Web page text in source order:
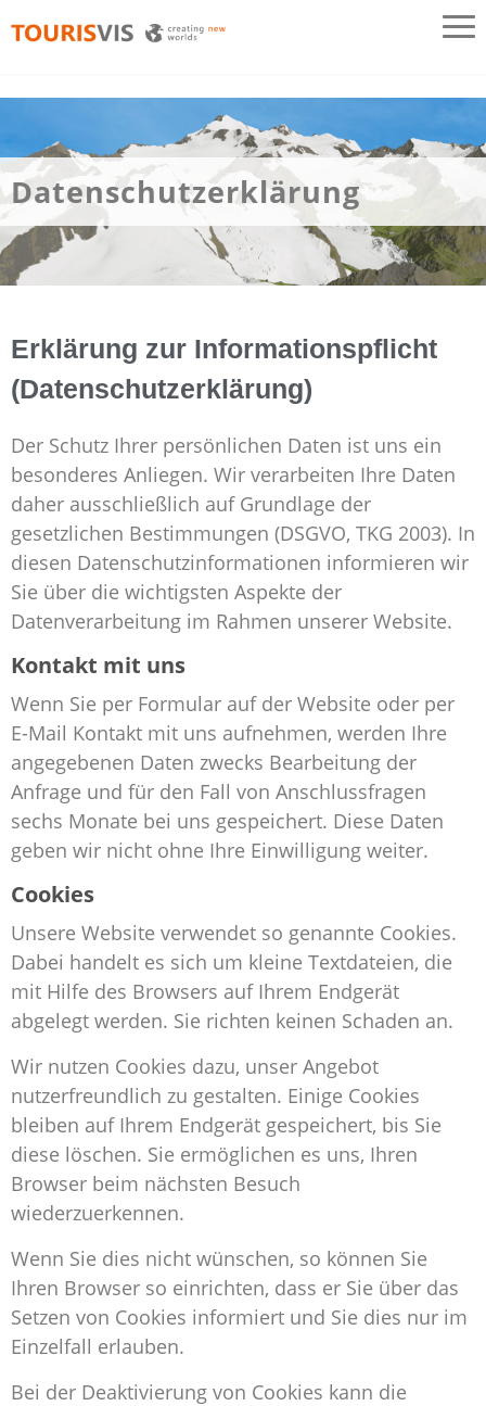
TOURISVIS
Datenschutzerklärung
Erklärung zur Informationspflicht
(Datenschutzerklärung)
Der Schutz Ihrer persönlichen Daten ist uns ein
besonderes Anliegen. Wir verarbeiten Ihre Daten
daher ausschließlich auf Grundlage der
gesetzlichen Bestimmungen (DSGVO, TKG 2003). In
diesen Datenschutzinformationen informieren wir
Sie über die wichtigsten Aspekte der
Datenverarbeitung im Rahmen unserer Website.
Kontakt mit uns
Wenn Sie per Formular auf der Website oder per
E-Mail Kontakt mit uns aufnehmen, werden Ihre
angegebenen Daten zwecks Bearbeitung der
Anfrage und für den Fall von Anschlussfragen
sechs Monate bei uns gespeichert. Diese Daten
geben wir nicht ohne Ihre Einwilligung weiter.
Cookies
Unsere Website verwendet so genannte Cookies.
Dabei handelt es sich um kleine Textdateien, die
mit Hilfe des Browsers auf Ihrem Endgerät
abgelegt werden. Sie richten keinen Schaden an.
Wir nutzen Cookies dazu, unser Angebot
nutzerfreundlich zu gestalten. Einige Cookies
bleiben auf Ihrem Endgerät gespeichert, bis Sie
diese löschen. Sie ermöglichen es uns, Ihren
Browser beim nächsten Besuch
wiederzuerkennen.
Wenn Sie dies nicht wünschen, so können Sie
Ihren Browser so einrichten, dass er Sie über das
Setzen von Cookies informiert und Sie dies nur im
Einzelfall erlauben.
Bei der Deaktivierung von Cookies kann die